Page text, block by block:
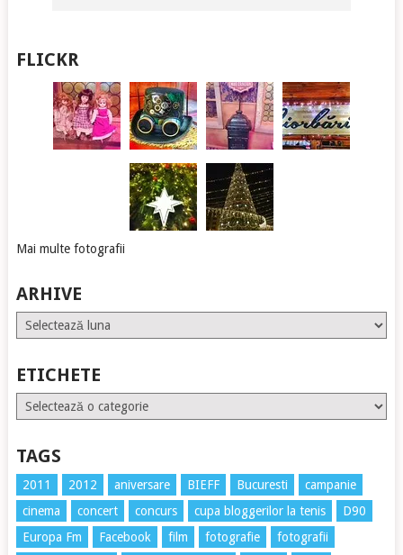
FLICKR
Mai multe fotografii
ARHIVE
Arhive
ETICHETE
Etichete
TAGS
2011 2012 aniversare BIEFF Bucuresti
campanie
cinema
concert concurs cupa bloggerilor la tenis
D90
Europa Fm
Facebook film fotografie
fotografii